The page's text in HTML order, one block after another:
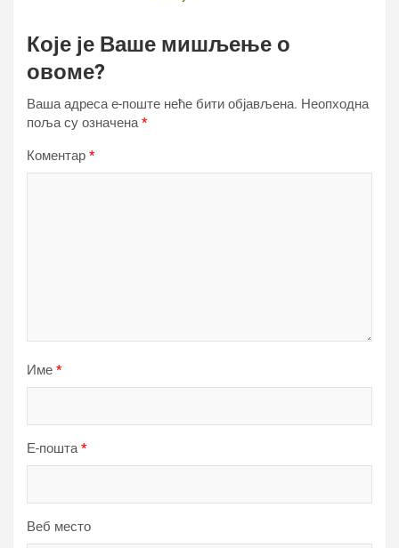
Које је Ваше мишљење о
овоме?
Ваша адреса е-поште неће бити објављена. Неопходна
поља су означена*
Коментар *
Име *
Е-пошта*
Веб место